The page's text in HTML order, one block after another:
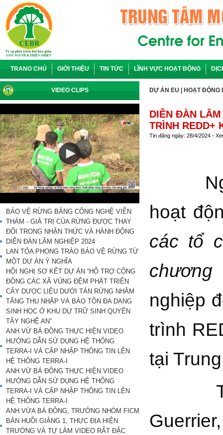
TRANG CHỦ GIỚI THIỆU TIN TỨC LĨNH VỰC HOẠT ĐỘNG
VIDEO CLIPS
BẢO VỆ RỪNG BẰNG CÔNG NGHỆ VIỄN
THÁM - GIÁ TRỊ CỦA RỪNG ĐƯỢC THAY
ĐỔI TRONG NHẬN THỨC VÀ HÀNH ĐỘNG
DIỄN ĐÀN LÂM NGHIỆP 2024
LAN TỎA PHONG TRÀO BẢO VỆ RỪNG TỪ
MỘT DỰ ÁN Ý NGHĨA
HỘI NGHỊ SƠ KẾT DỰ ÁN “HỖ TRỢ CỘNG
ĐỒNG CÁC XÃ VÙNG ĐỆM PHÁT TRIỂN
CÂY DƯỢC LIỆU DƯỚI TÁN RỪNG NHẰM
TĂNG THU NHẬP VÀ BẢO TỒN ĐA DẠNG
SINH HỌC Ở KHU DỰ TRỮ SINH QUYỂN
TÂY NGHỆ AN”
ANH VỪ BÁ ĐỒNG THỰC HIỆN VIDEO
HƯỚNG DẪN SỬ DỤNG HỆ THỐNG
TERRA-I VÀ CẬP NHẬP THÔNG TIN LÊN
HỆ THỐNG TERRA-I
ANH VỪ BÁ ĐỒNG THỰC HIỆN VIDEO
HƯỚNG DẪN SỬ DỤNG HỆ THỐNG
TERRA-I VÀ CẬP NHẬP THÔNG TIN LÊN
HỆ THỐNG TERRA-I
ANH VỪA BÁ ĐỒNG, TRƯỞNG NHÓM FICM
BẢN HUỒI GIẢNG 1, THỰC ĐỊA HIỆN
TRƯỜNG VÀ TỰ LÀM VIDEO RẤT ĐẶC
DỰ ÁN EU HOẠT ĐỘNG
DIỄN ĐÀN
TRÌNH REDD+
Tin đăng ngày: 28/4/2024 -
hoạt
các tổ
chương
nghiệp
trình
tại
Tham